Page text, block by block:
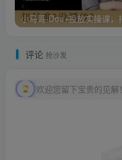
评论 抢沙发
欢迎您留下宝贵的见解！